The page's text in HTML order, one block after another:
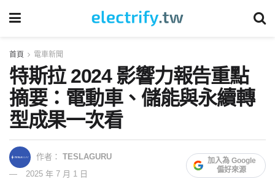
首頁 電車新聞
特斯拉 2024 影響力報告重點
摘要：電動車、儲能與永續轉
型成果一次看
作者： TESLAGURU
2025 年 7 月 1 日
加入為 Google
偏好來源